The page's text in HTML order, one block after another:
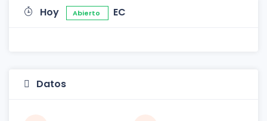
Hoy Abierto EC
Datos